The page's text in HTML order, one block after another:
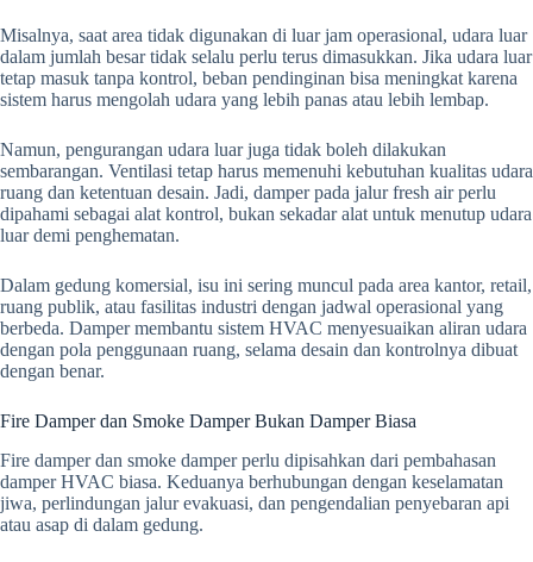
Misalnya, saat area tidak digunakan di luar jam operasional, udara luar
dalam jumlah besar tidak selalu perlu terus dimasukkan. Jika udara luar
tetap masuk tanpa kontrol, beban pendinginan bisa meningkat karena
sistem harus mengolah udara yang lebih panas atau lebih lembap.
Namun, pengurangan udara luar juga tidak boleh dilakukan
sembarangan. Ventilasi tetap harus memenuhi kebutuhan kualitas udara
ruang dan ketentuan desain. Jadi, damper pada jalur fresh air perlu
dipahami sebagai alat kontrol, bukan sekadar alat untuk menutup udara
luar demi penghematan.
Dalam gedung komersial, isu ini sering muncul pada area kantor, retail,
ruang publik, atau fasilitas industri dengan jadwal operasional yang
berbeda. Damper membantu sistem HVAC menyesuaikan aliran udara
dengan pola penggunaan ruang, selama desain dan kontrolnya dibuat
dengan benar.
Fire Damper dan Smoke Damper Bukan Damper Biasa
Fire damper dan smoke damper perlu dipisahkan dari pembahasan
damper HVAC biasa. Keduanya berhubungan dengan keselamatan
jiwa, perlindungan jalur evakuasi, dan pengendalian penyebaran api
atau asap di dalam gedung.